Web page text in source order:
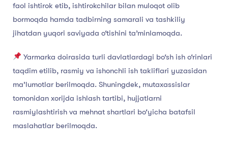
faol ishtirok etib, ishtirokchilar bilan muloqot olib
bormoqda hamda tadbirning samarali va tashkiliy
jihatdan yuqori saviyada o‘tishini ta’minlamoqda.
Yarmarka doirasida turli davlatlardagi bo‘sh ish o‘rinlari
taqdim etilib, rasmiy va ishonchli ish takliflari yuzasidan
ma’lumotlar berilmoqda. Shuningdek, mutaxassislar
tomonidan xorijda ishlash tartibi, hujjatlarni
rasmiylashtirish va mehnat shartlari bo‘yicha batafsil
maslahatlar berilmoqda.